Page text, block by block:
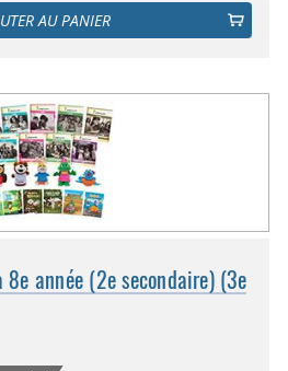
AU PANIER
année (2e secondaire) (3e